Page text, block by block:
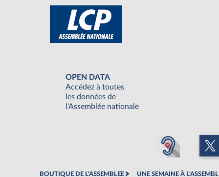
OPEN DATA
Accédez à toutes
les données de
l'Assemblée nationale
BOUTIQUE DE L'ASSEMBLEE UNE SEMAINE À